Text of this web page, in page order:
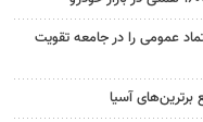
عمومی را در جامعه تقویت
برترین‌های آسیا